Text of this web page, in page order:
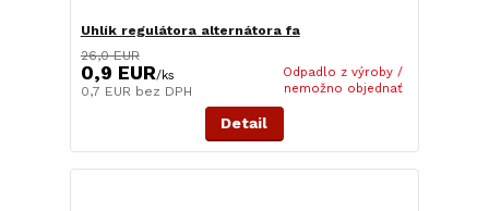
Uhlík regulátora alternátora fa
26,0 EUR
0,9 EUR/ks
0,7 EUR bez DPH
Odpadlo z výroby /
nemožno objednať
Detail